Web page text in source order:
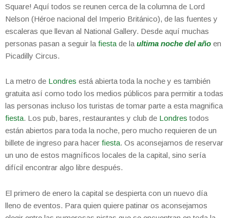
Square! Aquí todos se reunen cerca de la columna de Lord
Nelson (Héroe nacional del Imperio Británico), de las fuentes y
escaleras que llevan al National Gallery. Desde aquí muchas
personas pasan a seguir la fiesta de la ultima noche del año en
Picadilly Circus.
La metro de Londres está abierta toda la noche y es también
gratuita así como todo los medios públicos para permitir a todas
las personas incluso los turistas de tomar parte a esta magnifica
fiesta. Los pub, bares, restaurantes y club de Londres todos
están abiertos para toda la noche, pero mucho requieren de un
billete de ingreso para hacer fiesta. Os aconsejamos de reservar
un uno de estos magníficos locales de la capital, sino sería
difícil encontrar algo libre después.
El primero de enero la capital se despierta con un nuevo día
lleno de eventos. Para quien quiere patinar os aconsejamos